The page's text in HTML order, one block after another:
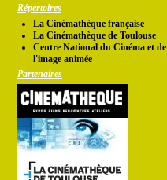
Répertoires
La Cinémathèque française
La Cinémathèque de Toulouse
Centre National du Cinéma et de
l'image animée
Partenaires